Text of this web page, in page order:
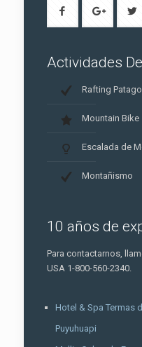
Actividades
Rafting
Mountain Bike
Escalada de
Montañismo
10 años de
Para contactarnos,
USA 1-800-560-2340.
Hotel & Spa Termas
Puyuhuapi